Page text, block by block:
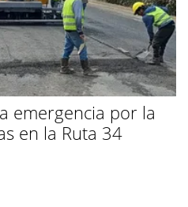
emergencia por la
en la Ruta 34